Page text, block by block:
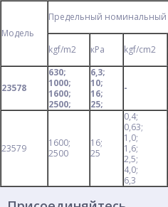
Модель
Предельный номинальный
kgf/m2 кРа kgf/cm2
23578
630;
1000;
1600;
2500;
6,3;
10;
16;
25;
-
23579
1600;
2500
16;
25
0,4;
0,63;
1,0;
1,6;
2,5;
4,0;
6,3